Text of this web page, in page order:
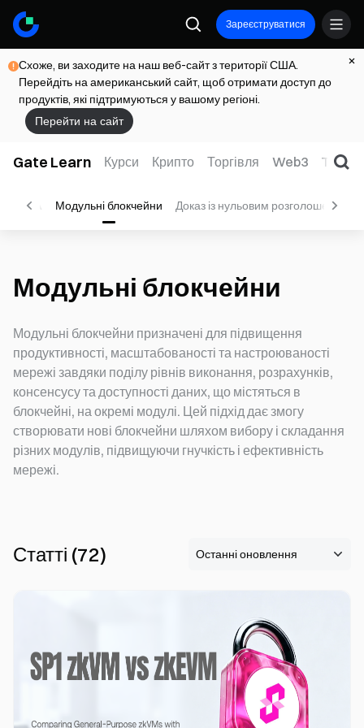
Зареєструватися
Схоже, ви заходите на наш веб-сайт з території США.
Перейдіть на американський сайт, щоб отримати доступ до
продуктів, які підтримуються у вашому регіоні.
Перейти на сайт
Gate Learn Курси Крипто Торгівля Web3 TradFi
RWA Модульні блокчейни Доказ із нульовим розголошенням
Модульні блокчейни
Модульні блокчейни призначені для підвищення
продуктивності, масштабованості та настроюваності
мережі завдяки поділу рівнів виконання, розрахунків,
консенсусу та доступності даних, що містяться в
блокчейні, на окремі модулі. Цей підхід дає змогу
створювати нові блокчейни шляхом вибору і складання
різних модулів, підвищуючи гнучкість і ефективність
мережі.
Статті (72)